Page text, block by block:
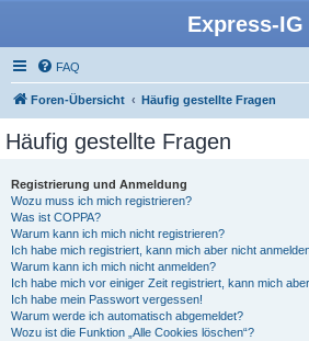
Express-IG
FAQ
Foren-Übersicht Häufig gestellte Fragen
Häufig gestellte Fragen
Registrierung und Anmeldung
Wozu muss ich mich registrieren?
Was ist COPPA?
Warum kann ich mich nicht registrieren?
Ich habe mich registriert, kann mich aber nicht
Warum kann ich mich nicht anmelden?
Ich habe mich vor einiger Zeit registriert, kann mich
Ich habe mein Passwort vergessen!
Warum werde ich automatisch abgemeldet?
Wozu ist die Funktion „Alle Cookies löschen“?